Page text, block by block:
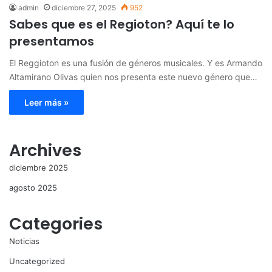
admin diciembre 27, 2025 952
Sabes que es el Regioton? Aquí te lo
presentamos
El Reggioton es una fusión de géneros musicales. Y es Armando
Altamirano Olivas quien nos presenta este nuevo género que…
Leer más »
Archives
diciembre 2025
agosto 2025
Categories
Noticias
Uncategorized